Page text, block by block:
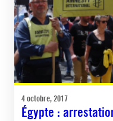
4 octobre, 2017
Égypte :